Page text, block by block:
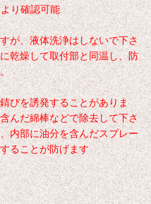
り確認可能
が、液体洗浄はしないで下さ
乾燥して取付部と同温し、防
びを誘発することがありま
んだ綿棒などで除去して下さ
内部に油分を含んだスプレー
ることが防げます